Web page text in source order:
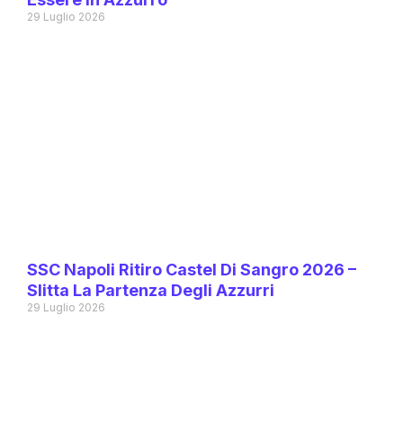
29 Luglio 2026
SSC Napoli Ritiro Castel Di Sangro 2026 –
Slitta La Partenza Degli Azzurri
29 Luglio 2026